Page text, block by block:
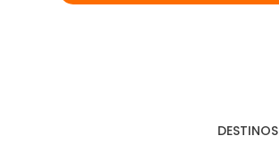
DESTINOS